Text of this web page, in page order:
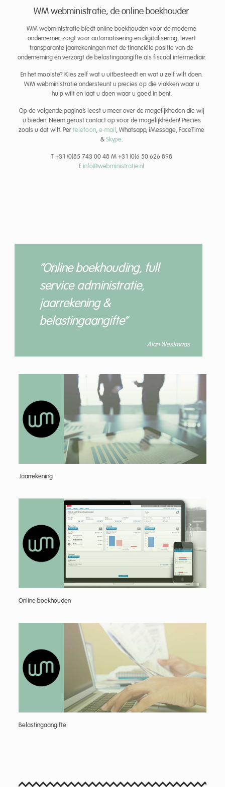
WM webministratie, de online boekhouder
WM webministratie biedt online boekhouden voor de moderne
ondernemer, zorgt voor automatisering en digitalisering, levert
transparante jaarrekeningen met de financiële positie van de
onderneming en verzorgt de belastingaangifte als fiscaal intermediair.
En het mooiste? Kies zelf wat u uitbesteedt en wat u zelf wilt doen.
WM webministratie ondersteunt u precies op die vlakken waar u
hulp wilt en laat u doen waar u goed in bent.
Op de volgende pagina’s leest u meer over de mogelijkheden die wij
u bieden. Neem gerust contact op voor de mogelijkheden! Precies
zoals u dat wilt. Per telefoon, e-mail , Whatsapp, iMessage, FaceTime
& Skype.
T +31 (0)85 743 00 48 M +31 (0)6 50 626 898
E info@webministratie.nl
“Online boekhouding, full
service administratie,
jaarrekening &
belastingaangifte”
Alan Westmaas
Jaarrekening
Online boekhouden
Belastingaangifte